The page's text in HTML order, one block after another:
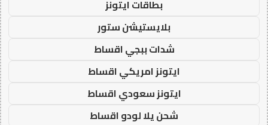
بطاقات ايتونز
بلايستيشن ستور
شدات ببجي اقساط
ايتونز امريكي اقساط
ايتونز سعودي اقساط
شحن يلا لودو اقساط